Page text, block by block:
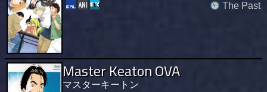
The Past
Master Keaton OVA
マスターキートン